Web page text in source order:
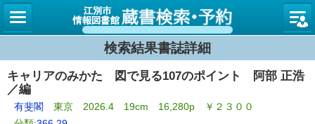
図書館
検索結果書誌詳細
キャリアのみかた 図で見る107のポイント 阿部 正浩
／編
有斐閣 東京 2026.4 19cm 16,280p ￥２３００